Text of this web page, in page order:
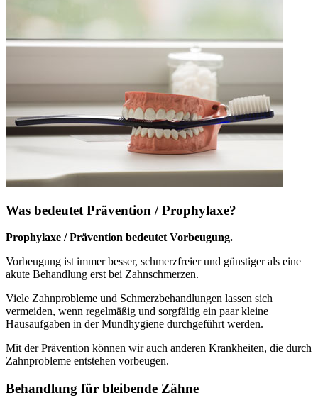
Was bedeutet Prävention / Prophylaxe?
Prophylaxe / Prävention bedeutet Vorbeugung.
Vorbeugung ist immer besser, schmerzfreier und günstiger als eine
akute Behandlung erst bei Zahnschmerzen.
Viele Zahnprobleme und Schmerzbehandlungen lassen sich
vermeiden, wenn regelmäßig und sorgfältig ein paar kleine
Hausaufgaben in der Mundhygiene durchgeführt werden.
Mit der Prävention können wir auch anderen Krankheiten, die durch
Zahnprobleme entstehen vorbeugen.
Behandlung für bleibende Zähne